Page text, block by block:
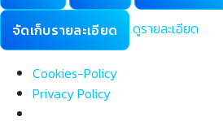
จัดเก็บรายละเอียด ดูรายละเอียด
Cookies-Policy
Privacy Policy